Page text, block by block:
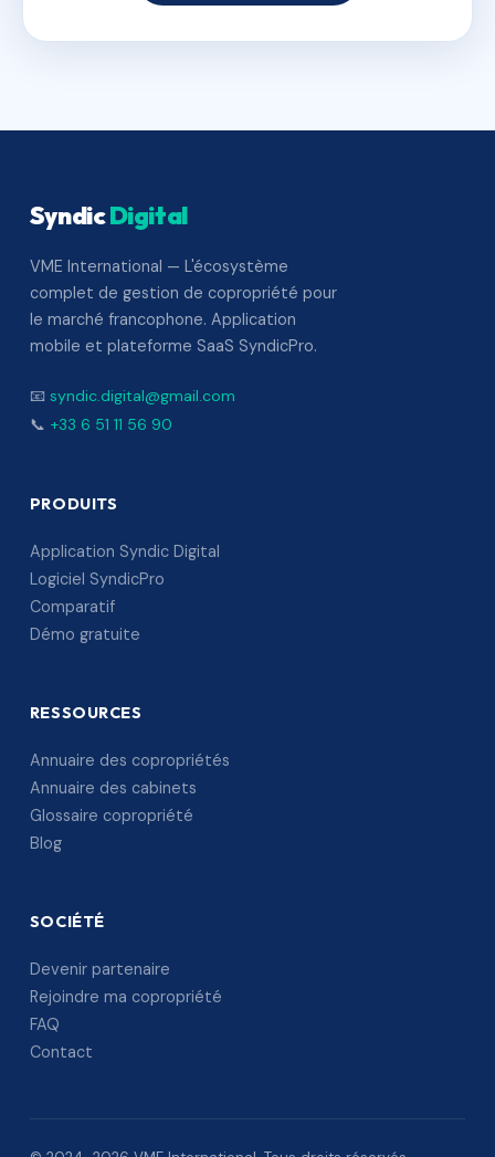
SyndicDigital
VME International — L'écosystème
complet de gestion de copropriété pour
le marché francophone. Application
mobile et plateforme SaaS SyndicPro.
📧 syndic.digital@gmail.com
📞 +33 6 51 11 56 90
PRODUITS
Application Syndic Digital
Logiciel SyndicPro
Comparatif
Démo gratuite
RESSOURCES
Annuaire des copropriétés
Annuaire des cabinets
Glossaire copropriété
Blog
SOCIÉTÉ
Devenir partenaire
Rejoindre ma copropriété
FAQ
Contact